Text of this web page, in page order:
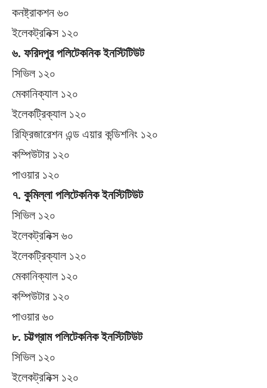
কনষ্ট্রাকশন ৬০
ইলেকট্রনিক্স ১২০
৬. ফরিদপুর পলিটেকনিক ইনস্টিটিউট
সিভিল ১২০
মেকানিক্যাল ১২০
ইলেকট্রিক্যাল ১২০
রিফ্রিজারেশন এন্ড এয়ার কন্ডিশনিং ১২০
কম্পিউটার ১২০
পাওয়ার ১২০
৭. কুমিল্লা পলিটেকনিক ইনস্টিটিউট
সিভিল ১২০
ইলেকট্রনিক্স ৬০
ইলেকট্রিক্যাল ১২০
মেকানিক্যাল ১২০
কম্পিউটার ১২০
পাওয়ার ৬০
৮. চট্টগ্রাম পলিটেকনিক ইনস্টিটিউট
সিভিল ১২০
ইলেকট্রনিক্স ১২০